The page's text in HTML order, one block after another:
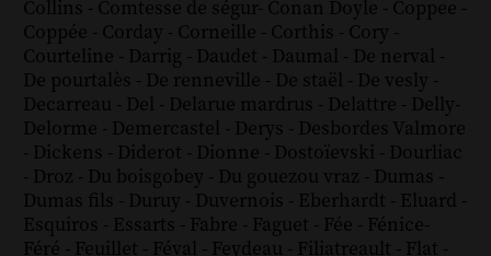
Collins - Comtesse de ségur- Conan Doyle - Coppee -
Coppée - Corday - Corneille - Corthis - Cory -
Courteline - Darrig - Daudet - Daumal - De nerval -
De pourtalès - De renneville - De staël - De vesly -
Decarreau - Del - Delarue mardrus - Delattre - Delly-
Delorme - Demercastel - Derys - Desbordes Valmore
- Dickens - Diderot - Dionne - Dostoïevski - Dourliac
- Droz - Du boisgobey - Du gouezou vraz - Dumas -
Dumas fils - Duruy - Duvernois - Eberhardt - Eluard -
Esquiros - Essarts - Fabre - Faguet - Fée - Fénice-
Féré - Feuillet - Féval - Feydeau - Filiatreault - Flat -